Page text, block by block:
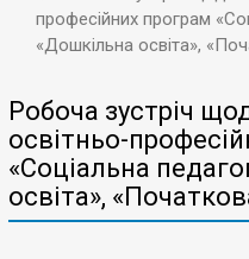
професійних програм
«Дошкільна освіта»,
Робоча зустріч
освітньо-
«Соціальна
освіта»,